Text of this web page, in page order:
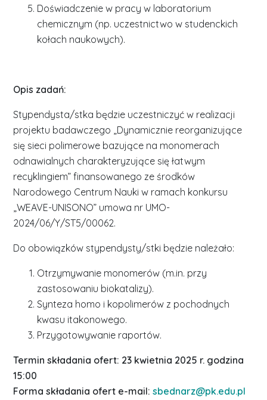
Doświadczenie w pracy w laboratorium
chemicznym (np. uczestnictwo w studenckich
kołach naukowych).
Opis zadań:
Stypendysta/stka będzie uczestniczyć w realizacji
projektu badawczego „Dynamicznie reorganizujące
się sieci polimerowe bazujące na monomerach
odnawialnych charakteryzujące się łatwym
recyklingiem” finansowanego ze środków
Narodowego Centrum Nauki w ramach konkursu
„WEAVE-UNISONO” umowa nr UMO-
2024/06/Y/ST5/00062.
Do obowiązków stypendysty/stki będzie należało:
Otrzymywanie monomerów (m.in. przy
zastosowaniu biokatalizy).
Synteza homo i kopolimerów z pochodnych
kwasu itakonowego.
Przygotowywanie raportów.
Termin składania ofert: 23 kwietnia 2025 r. godzina
15:00
Forma składania ofert e-mail:sbednarz@pk.edu.pl